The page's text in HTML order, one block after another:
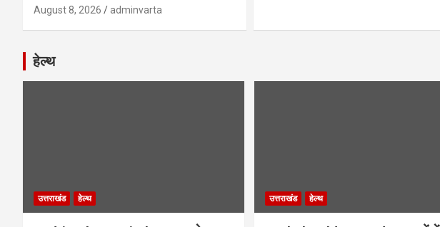
August 8, 2026 adminvarta
हेल्थ
उत्तराखंड हेल्थ उत्तराखंड हेल्थ